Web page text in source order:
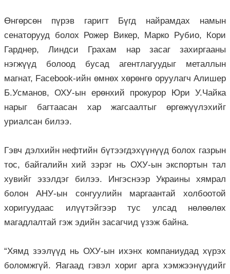
Өнгөрсөн пүрэв гаригт Бүгд найрамдах намын
сенаторууд бо­лох Рожер Викер, Марко Рубио, Кори
Гарднер, Линдси Грахам нар засаг захиргааны
нэгжүүд болоод бусад агентлагуудыг металлын
магнат, Facebook-ийн өмнөх хөрөнгө оруулагч Алишер
Б.Усманов, ОХУ-ын ерөнхий прокурор Юри У.Чайка
нарыг багтаасан хар жагсаалтыг өргөжүүлэхийг
уриалсан билээ.
Гэвч дэлхийн нефтийн бүтээгдэхүүнүүд болох газрын
тос, байгалийн хий зэрэг нь ОХУ-ын экспортын тал
хувийг эзэлдэг билээ. Ингэснээр Украины хямрал
болон АНУ-ын сонгуулийн маргаантай холбоотой
хоригуудаас илүүтэйгээр тус улсад нөлөөлөх
магадлалтай гэж эдийн засагчид үзэж байна.
“Хямд зээлүүд нь ОХУ-ын ихэнх компа­ниудад хүрэх
боломжгүй. Яагаад гэвэл хориг арга хэмжээнүүдийг